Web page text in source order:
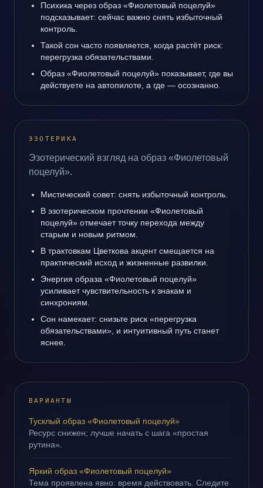
Психика через образ «Фиолетовый поцелуй»
подсказывает: сейчас важно снять избыточный
контроль.
Такой сон часто появляется, когда растёт риск:
перегрузка обязательствами.
Образ «Фиолетовый поцелуй» показывает, где вы
действуете на автопилоте, а где — осознанно.
ЭЗОТЕРИКА
Эзотерический взгляд на образ «Фиолетовый
поцелуй».
Мистический совет: снять избыточный контроль.
В эзотерическом прочтении «Фиолетовый
поцелуй» отмечает точку перехода между
старым и новым ритмом.
В трактовкам Цветкова акцент смещается на
практический исход и жизненные развилки.
Энергия образа «Фиолетовый поцелуй»
усиливает чувствительность к знакам и
синхрониям.
Сон намекает: снизьте риск «перегрузка
обязательствами», и интуитивный путь станет
яснее.
ВАРИАНТЫ
Тусклый образ «Фиолетовый поцелуй»
Ресурс снижен; лучше начать с шага «простая
рутина».
Яркий образ «Фиолетовый поцелуй»
Тема проявлена явно: время действовать. Следите